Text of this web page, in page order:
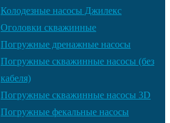
Колодезные насосы Джилекс
Оголовки скважинные
Погружные дренажные насосы
Погружные скважинные насосы (без
кабеля)
Погружные скважинные насосы 3D
Погружные фекальные насосы